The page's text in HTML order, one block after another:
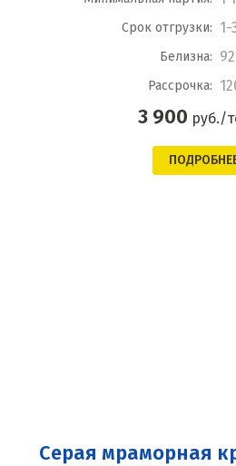
Срок отгрузки: 1-
Белизна:
Рассрочка:
3 900 руб./
Серая мраморная